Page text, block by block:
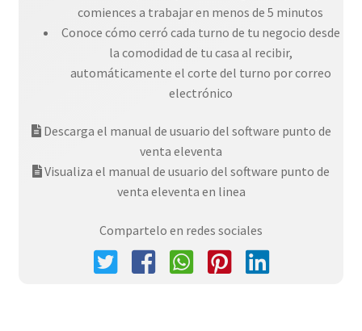
comiences a trabajar en menos de 5 minutos
Conoce cómo cerró cada turno de tu negocio desde
la comodidad de tu casa al recibir,
automáticamente el corte del turno por correo
electrónico
Descarga el manual de usuario del software punto de
venta eleventa
Visualiza el manual de usuario del software punto de
venta eleventa en linea
Compartelo en redes sociales